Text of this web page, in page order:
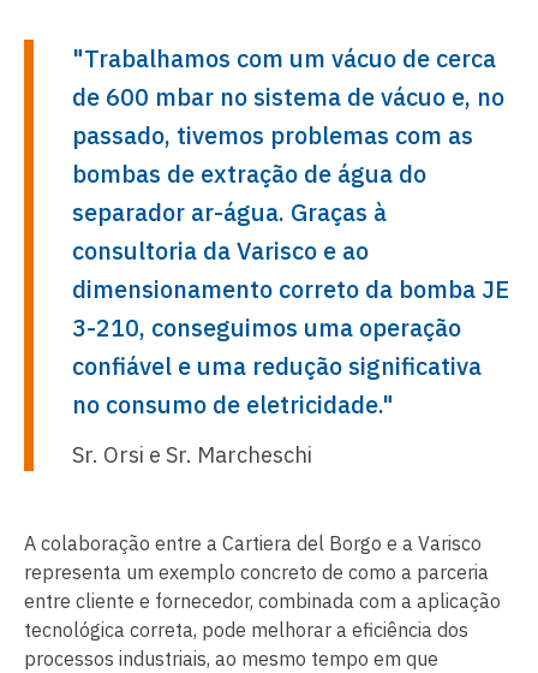
"Trabalhamos com um vácuo de cerca
de 600 mbar no sistema de vácuo e, no
passado, tivemos problemas com as
bombas de extração de água do
separador ar-água. Graças à
consultoria da Varisco e ao
dimensionamento correto da bomba JE
3-210, conseguimos uma operação
confiável e uma redução significativa
no consumo de eletricidade."
Sr. Orsi e Sr. Marcheschi
A colaboração entre a Cartiera del Borgo e a Varisco
representa um exemplo concreto de como a parceria
entre cliente e fornecedor, combinada com a aplicação
tecnológica correta, pode melhorar a eficiência dos
processos industriais, ao mesmo tempo em que